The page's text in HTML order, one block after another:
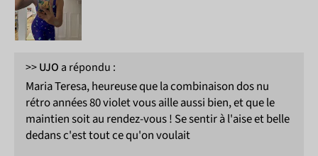
>>UJO a répondu :
Maria Teresa, heureuse que la combinaison dos nu
rétro années 80 violet vous aille aussi bien, et que le
maintien soit au rendez-vous ! Se sentir à l'aise et belle
dedans c'est tout ce qu'on voulait